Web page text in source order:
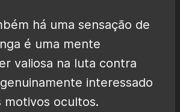
há uma sensação de
é uma mente
valiosa na luta contra
interessado
motivos ocultos.